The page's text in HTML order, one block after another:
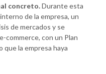
concreto.Durante esta
de la empresa, un
de mercados y se
commerce, con un Plan
que la empresa haya